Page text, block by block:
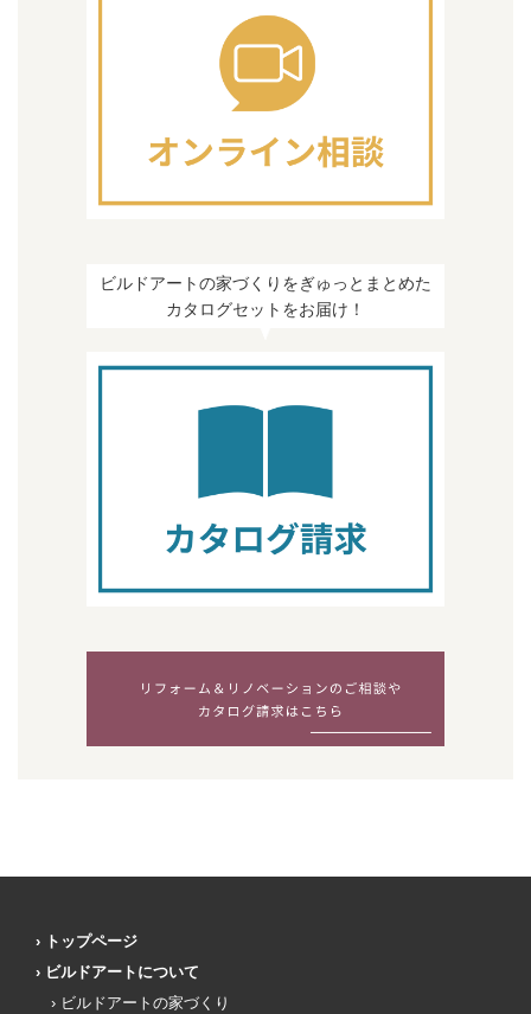
ビルドアートの家づくりをぎゅっとまとめた
カタログセットをお届け！
トップページ
ビルドアートについて
ビルドアートの家づくり